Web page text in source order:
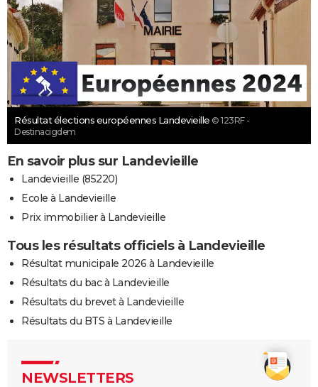
Résultat élections européennes Landevieille © 123RF -
Destinacigdem
En savoir plus sur Landevieille
Landevieille (85220)
Ecole à Landevieille
Prix immobilier à Landevieille
Tous les résultats officiels à Landevieille
Résultat municipale 2026 à Landevieille
Résultats du bac à Landevieille
Résultats du brevet à Landevieille
Résultats du BTS à Landevieille
NEWSLETTERS